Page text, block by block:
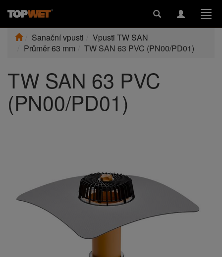
Toggle
Toggle
Sanační vpusti
Vpusti TW SAN
Průměr 63 mm
TW SAN 63 PVC (PN00/PD01)
TW SAN 63 PVC
(PN00/PD01)